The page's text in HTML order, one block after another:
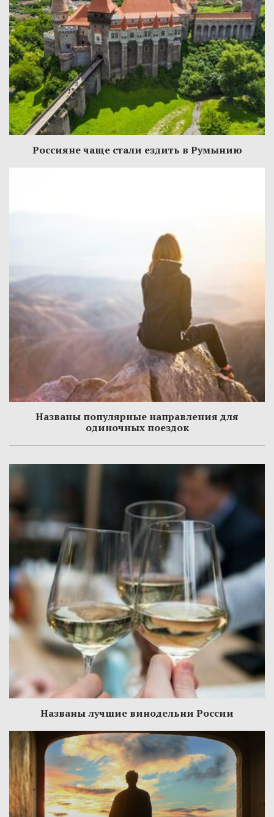
Россияне чаще стали ездить в Румынию
Названы популярные направления для
одиночных поездок
Названы лучшие винодельни России